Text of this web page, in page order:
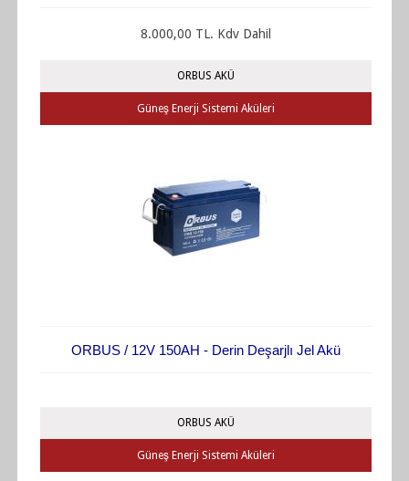
8.000,00 TL. Kdv Dahil
ORBUS AKÜ
Güneş Enerji Sistemi Aküleri
ORBUS / 12V 150AH - Derin Deşarjlı Jel Akü
ORBUS AKÜ
Güneş Enerji Sistemi Aküleri